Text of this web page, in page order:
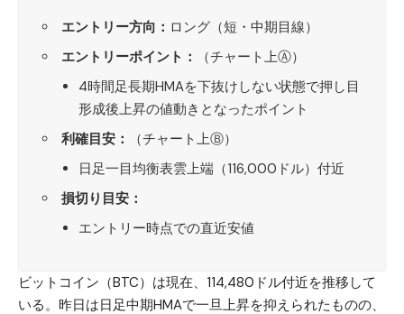
エントリー方向： ロング（短・中期目線）
エントリーポイント：
（チャート上Ⓐ）
4時間足長期HMAを下抜けしない状態で押し目
形成後上昇の値動きとなったポイント
利確目安：
（チャート上Ⓑ）
日足一目均衡表雲上端（116,000ドル）付近
損切り目安：
エントリー時点での直近安値
ビットコイン（BTC） は現在、114,480ドル付近を推移して
いる。昨日は日足中期HMAで一旦上昇を抑えられたものの、